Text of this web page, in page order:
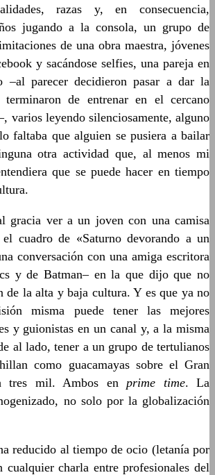
razas y, en consecuencia,
jugando a la consola, un grupo de
de una obra maestra, jóvenes
y sacándose selfies, una pareja en
–al parecer decidieron pasar a dar la
terminaron de entrenar en el cercano
varios leyendo silenciosamente, alguno
faltaba que alguien se pusiera a bailar
otra actividad que, al menos mi
que se puede hacer en tiempo
gracia ver a un joven con una camisa
cuadro de «Saturno devorando a un
conversación con una amiga escritora
y de Batman­– en la que dijo que no
de la alta y baja cultura. Y es que ya no
misma puede tener las mejores
y guionistas en un canal y, a la misma
al lado, tener a un grupo de tertulianos
como guacamayas sobre el Gran
tres mil. Ambos en prime time. La
no solo por la globalización
reducido al tiempo de ocio (letanía por
cualquier charla entre profesionales del